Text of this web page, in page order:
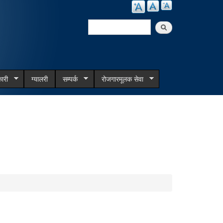
Search
ग्यालरी सम्पर्क रोजगारमूलक सेवा